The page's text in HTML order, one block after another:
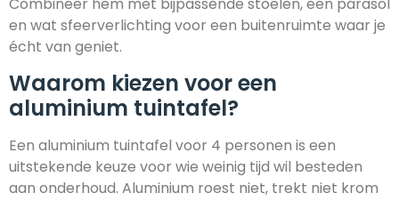
Combineer hem met bijpassende stoelen, een parasol
en wat sfeerverlichting voor een buitenruimte waar je
écht van geniet.
Waarom kiezen voor een
aluminium tuintafel?
Een aluminium tuintafel voor 4 personen is een
uitstekende keuze voor wie weinig tijd wil besteden
aan onderhoud. Aluminium roest niet, trekt niet krom